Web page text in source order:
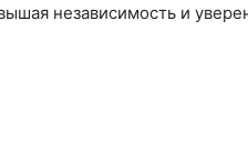
независимость и